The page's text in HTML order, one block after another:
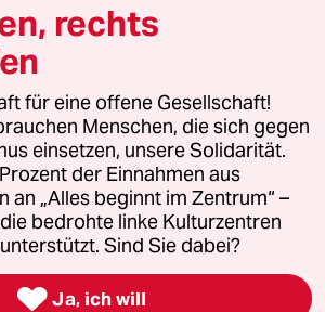
Vertriebs GmbH
Bei rechtlichen Fragen oder für Genehmigungen
lizenzen@taz.de
Kommune-Richtlinien
Datenschutz Impressum AGB
widerrufen (Ads)
rechts
für eine offene Gesellschaft!
Menschen, die sich gegen
einsetzen, unsere Solidarität.
der Einnahmen aus
an „Alles beginnt im Zentrum“ –
bedrohte linke Kulturzentren
Sind Sie dabei?
 Ja, ich will